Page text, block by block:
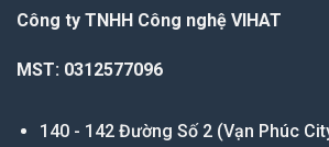
Công ty TNHH Công nghệ VIHAT
MST: 0312577096
140 - 142 Đường Số 2 (Vạn Phúc